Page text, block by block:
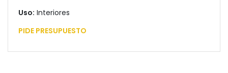
Uso: Interiores
PIDE PRESUPUESTO